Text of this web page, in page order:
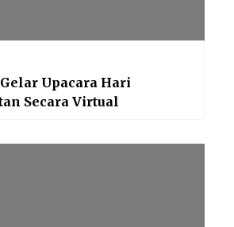
Upacara Hari
Secara Virtual